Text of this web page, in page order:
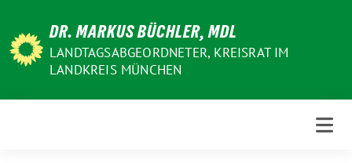
zum
Inhalt
DR. MARKUS BÜCHLER, MDL
LANDTAGSABGEORDNETER, KREISRAT IM
LANDKREIS MÜNCHEN